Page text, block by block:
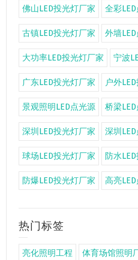
佛山LED投光灯厂家 全彩
古镇LED投光灯厂家 外墙
大功率LED投光灯厂家 宁波
广东LED投光灯厂家 户外
景观照明LED点光源 桥梁
深圳LED投光灯厂家 深圳
球场LED投光灯厂家 防水
防爆LED投光灯厂家 高亮
热门标签
亮化照明工程 体育场馆照明